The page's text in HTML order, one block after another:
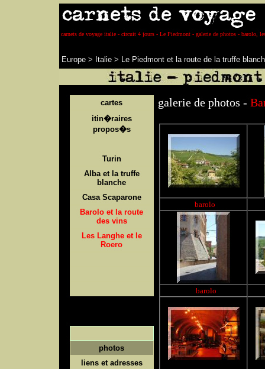
carnets de voyage italie - circuit 4 jours - Le Piedmont - galerie de photos - barolo,
Europe > Italie > Le Piedmont et la route de la truffe
cartes
itin�raires
propos�s
Turin
Alba et la truffe
blanche
Casa Scaparone
Barolo et la route
des vins
Les Langhe et le
Roero
photos
liens et adresses
galerie de photos -
barolo
barolo